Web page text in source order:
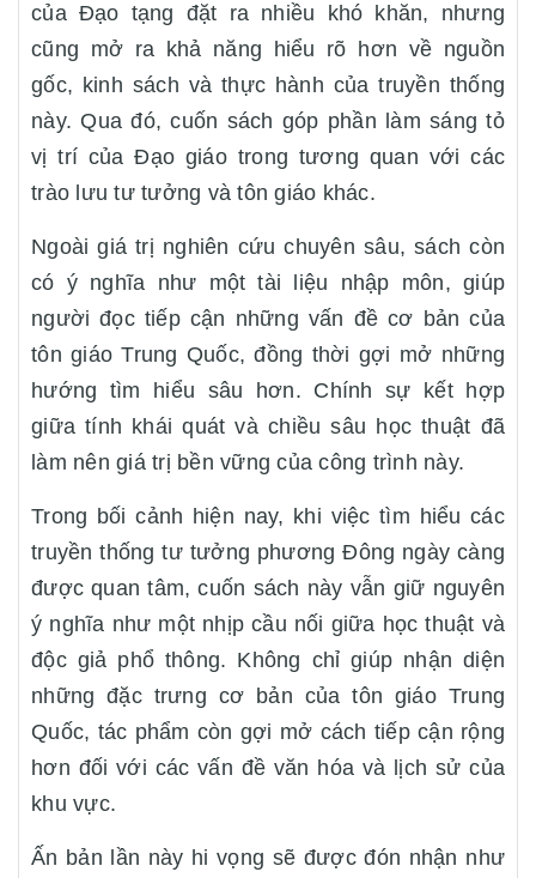
của Đạo tạng đặt ra nhiều khó khăn, nhưng
cũng mở ra khả năng hiểu rõ hơn về nguồn
gốc, kinh sách và thực hành của truyền thống
này. Qua đó, cuốn sách góp phần làm sáng tỏ
vị trí của Đạo giáo trong tương quan với các
trào lưu tư tưởng và tôn giáo khác.
Ngoài giá trị nghiên cứu chuyên sâu, sách còn
có ý nghĩa như một tài liệu nhập môn, giúp
người đọc tiếp cận những vấn đề cơ bản của
tôn giáo Trung Quốc, đồng thời gợi mở những
hướng tìm hiểu sâu hơn. Chính sự kết hợp
giữa tính khái quát và chiều sâu học thuật đã
làm nên giá trị bền vững của công trình này.
Trong bối cảnh hiện nay, khi việc tìm hiểu các
truyền thống tư tưởng phương Đông ngày càng
được quan tâm, cuốn sách này vẫn giữ nguyên
ý nghĩa như một nhịp cầu nối giữa học thuật và
độc giả phổ thông. Không chỉ giúp nhận diện
những đặc trưng cơ bản của tôn giáo Trung
Quốc, tác phẩm còn gợi mở cách tiếp cận rộng
hơn đối với các vấn đề văn hóa và lịch sử của
khu vực.
Ấn bản lần này hi vọng sẽ được đón nhận như